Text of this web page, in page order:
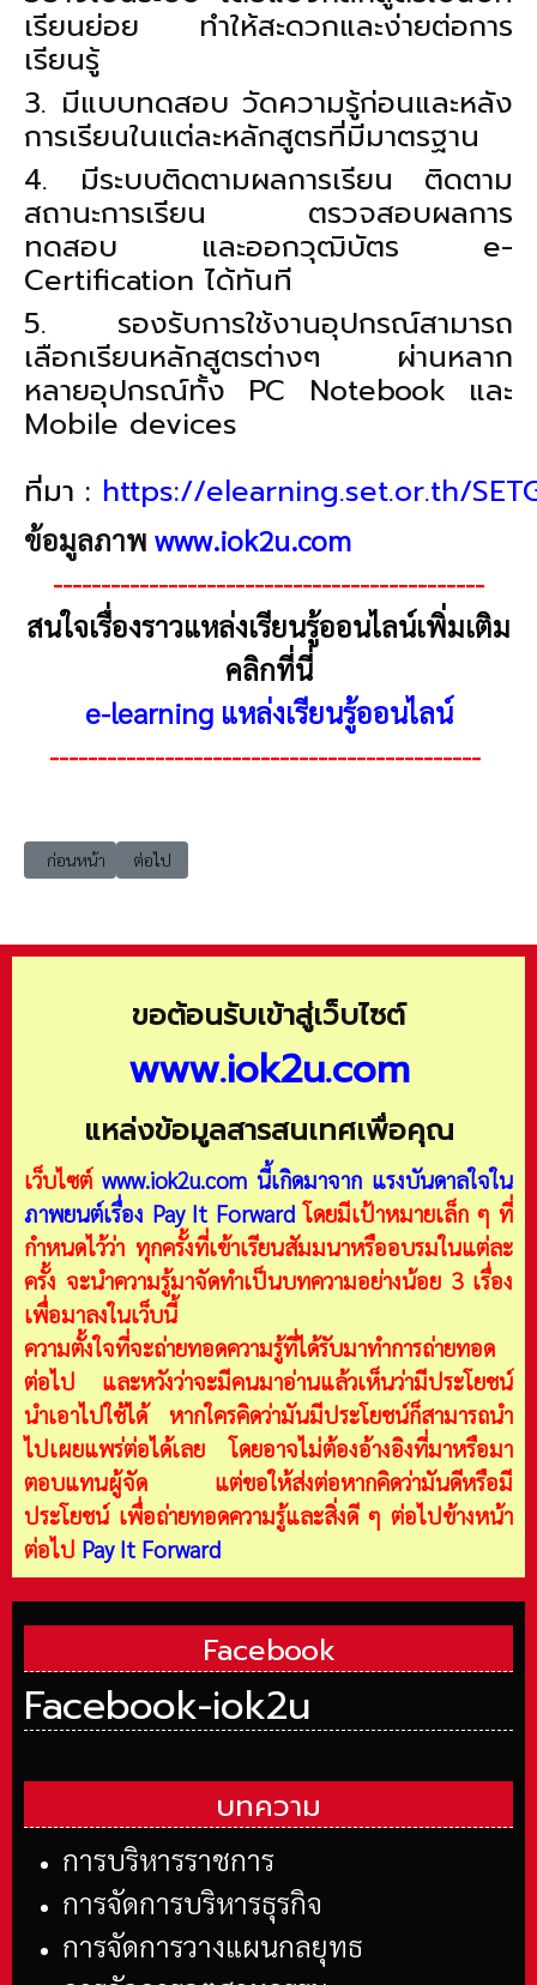
เรียนย่อย ทำให้สะดวกและง่ายต่อการ
เรียนรู้
3. มีแบบทดสอบ วัดความรู้ก่อนและหลัง
การเรียนในแต่ละหลักสูตรที่มีมาตรฐาน
4. มีระบบติดตามผลการเรียน ติดตาม
สถานะการเรียน ตรวจสอบผลการ
ทดสอบ และออกวุฒิบัตร e-
Certification ได้ทันที
5. รองรับการใช้งานอุปกรณ์สามารถ
เลือกเรียนหลักสูตรต่างๆ ผ่านหลาก
หลายอุปกรณ์ทั้ง PC Notebook และ
Mobile devices
ที่มา : https://elearning.set.or.th/
ข้อมูลภาพ www.iok2u.com
---------------------------------------------
สนใจเรื่องราวแหล่งเรียนรู้ออนไลน์เพิ่มเติม
คลิกที่นี่
e-learning แหล่งเรียนรู้ออนไลน์
---------------------------------------------
เนื้อหาก่อนหน้า: e-learning orst สำนักงานราชบัณฑิตยาสภา บริการวิชากา
ก่อนหน้า เนื้อหาถัดไป: e-learning setesg หลักสูตรออนไลน์จากตล
ต่อไป
ขอต้อนรับเข้าสู่เว็บไซต์
www.iok2u.com
แหล่งข้อมูลสารสนเทศเพื่อคุณ
เว็บไซต์ www.iok2u.com นี้เกิดมาจาก แรงบันดาลใจใน
ภาพยนต์เรื่อง Pay It Forward โดยมีเป้าหมายเล็ก ๆ ที่
กำหนดไว้ว่า ทุกครั้งที่เข้าเรียนสัมมนาหรืออบรมในแต่ละ
ครั้ง จะนำความรู้มาจัดทำเป็นบทความอย่างน้อย 3 เรื่อง
เพื่อมาลงในเว็บนี้
ความตั้งใจที่จะถ่ายทอดความรู้ที่ได้รับมาทำการถ่ายทอด
ต่อไป และหวังว่าจะมีคนมาอ่านแล้วเห็นว่ามีประโยชน์
นำเอาไปใช้ได้ หากใครคิดว่ามันมีประโยชน์ก็สามารถนำ
ไปเผยแพร่ต่อได้เลย โดยอาจไม่ต้องอ้างอิงที่มาหรือมา
ตอบแทนผู้จัด แต่ขอให้ส่งต่อหากคิดว่ามันดีหรือมี
ประโยชน์ เพื่อถ่ายทอดความรู้และสิ่งดี ๆ ต่อไปข้างหน้า
ต่อไป Pay It Forward
Facebook
Facebook-iok2u
บทความ
การบริหารราชการ
การจัดการบริหารธุรกิจ
การจัดการวางแผนกลยุทธ